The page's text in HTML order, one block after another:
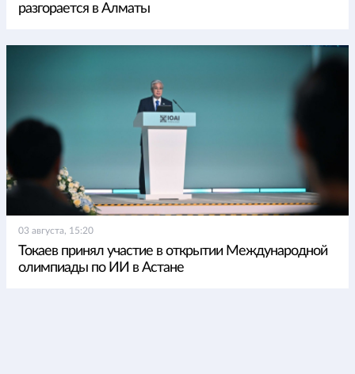
разгорается в Алматы
03 августа, 15:20
Токаев принял участие в открытии Международной
олимпиады по ИИ в Астане